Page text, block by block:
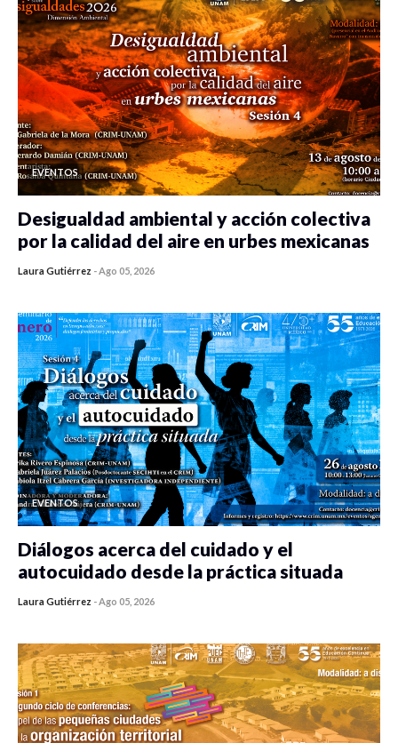
EVENTOS
Desigualdad ambiental y acción colectiva
por la calidad del aire en urbes mexicanas
Laura Gutiérrez -Ago 05, 2026
EVENTOS
Diálogos acerca del cuidado y el
autocuidado desde la práctica situada
Laura Gutiérrez -Ago 05, 2026